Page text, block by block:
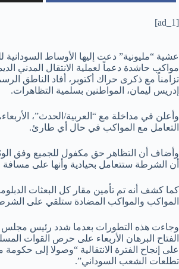
[ad_1]
عشية “مليونية” دعت إليها الأوساط
مواكب حاشدة دعماً لعملية الانتقال المدني
تزامناً مع ذكرى حراك أكتوبر، أفاد الناطق
إدريس ليمان، المواطنين بسلمية التظاهرات.
وأعلن في مداخلة مع “العربية/الحدث”،
التعامل مع المواكب في حال أي طارئ.
وأضاف أن التظاهر حق مكفول للجميع وفق
أن الشرطة ستتعامل بحيادية وأنها على
كما كشف أنه تم تأمين مقار كل البعثات
المواكب والمواكب المضادة ستلقي على
وجاءت هذه التطورات بعدما شدد رئيس مجلس
الفتاح البرهان الأربعاء على حرص القوات
على إنجاح الفترة الانتقالية “وصولا إلى حكومة
تطلعات الشعب السوداني”.